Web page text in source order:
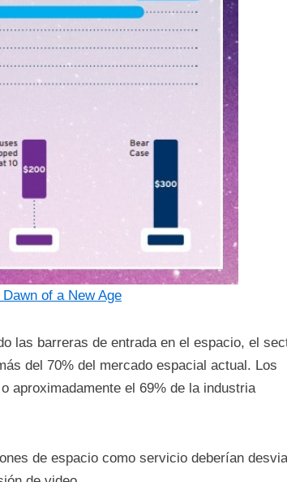
of a New Age
las barreras de entrada en el espacio, el
del 70% del mercado espacial actual. Los
aproximadamente el 69% de la industria
de espacio como servicio deberían